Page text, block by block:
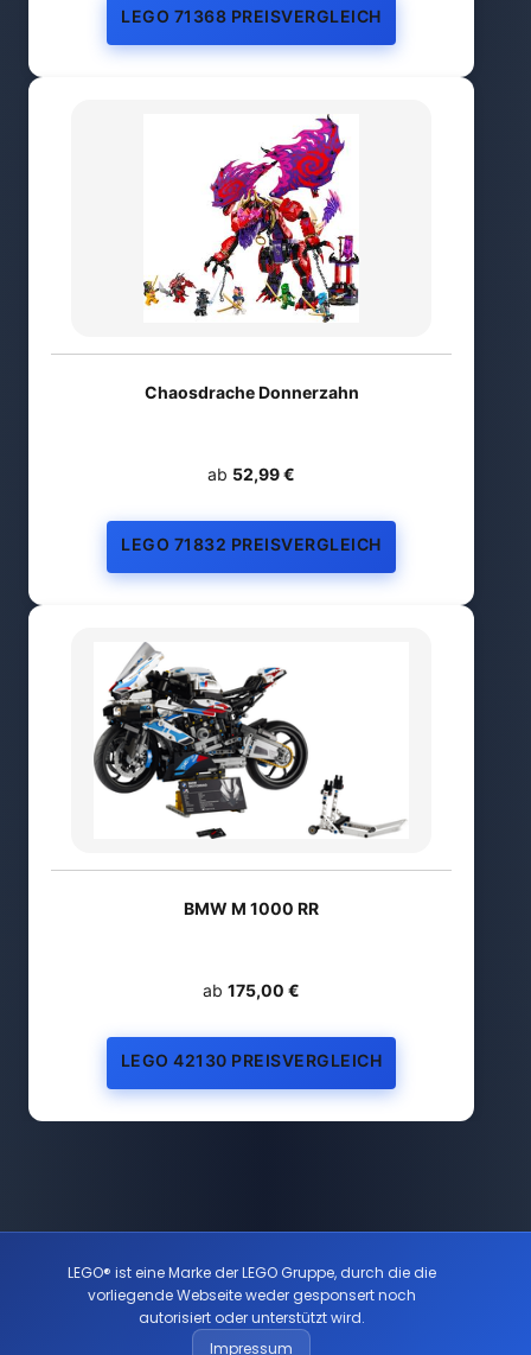
LEGO 71368 PREISVERGLEICH
Chaosdrache Donnerzahn
ab 52,99 €
LEGO 71832 PREISVERGLEICH
BMW M 1000 RR
ab 175,00 €
LEGO 42130 PREISVERGLEICH
LEGO® ist eine Marke der LEGO Gruppe, durch die die
vorliegende Webseite weder gesponsert noch
autorisiert oder unterstützt wird.
Impressum